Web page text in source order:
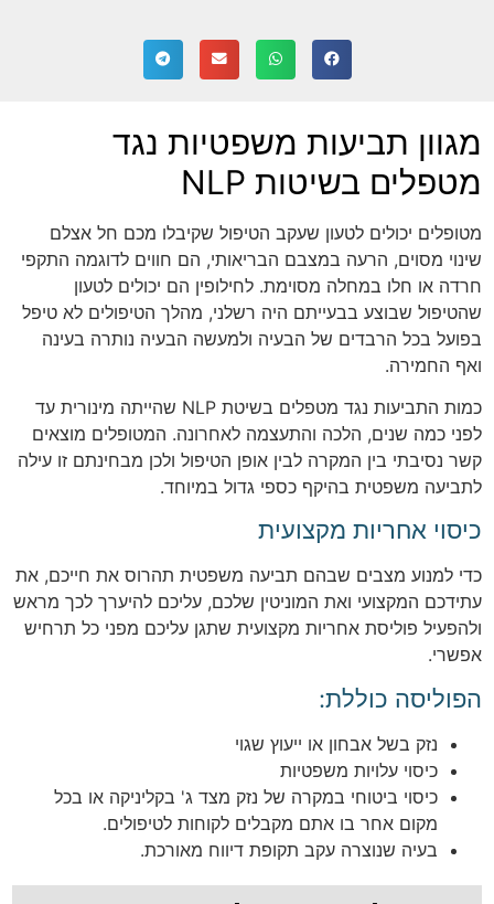
מגוון תביעות משפטיות נגד
מטפלים בשיטות NLP
מטופלים יכולים לטעון שעקב הטיפול שקיבלו מכם חל אצלם
שינוי מסוים, הרעה במצבם הבריאותי, הם חווים לדוגמה התקפי
חרדה או חלו במחלה מסוימת. לחילופין הם יכולים לטעון
שהטיפול שבוצע בבעייתם היה רשלני, מהלך הטיפולים לא טיפל
בפועל בכל הרבדים של הבעיה ולמעשה הבעיה נותרה בעינה
ואף החמירה.
כמות התביעות נגד מטפלים בשיטת NLP שהייתה מינורית עד
לפני כמה שנים, הלכה והתעצמה לאחרונה. המטופלים מוצאים
קשר נסיבתי בין המקרה לבין אופן הטיפול ולכן מבחינתם זו עילה
לתביעה משפטית בהיקף כספי גדול במיוחד.
כיסוי אחריות מקצועית
כדי למנוע מצבים שבהם תביעה משפטית תהרוס את חייכם, את
עתידכם המקצועי ואת המוניטין שלכם, עליכם להיערך לכך מראש
ולהפעיל פוליסת אחריות מקצועית שתגן עליכם מפני כל תרחיש
אפשרי.
הפוליסה כוללת:
נזק בשל אבחון או ייעוץ שגוי
כיסוי עלויות משפטיות
כיסוי ביטוחי במקרה של נזק מצד ג' בקליניקה או בכל
מקום אחר בו אתם מקבלים לקוחות לטיפולים.
בעיה שנוצרה עקב תקופת דיווח מאורכת.